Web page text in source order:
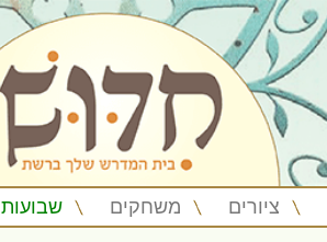
ציורים משחקים שבועות